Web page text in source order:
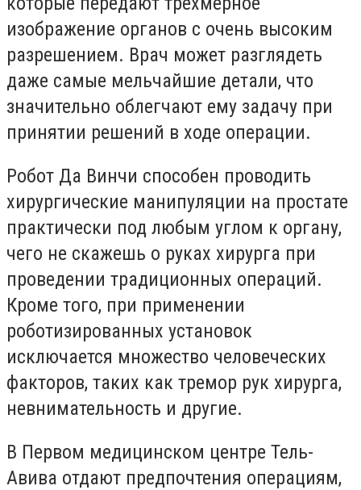
изображение органов с очень высоким
разрешением. Врач может разглядеть
даже самые мельчайшие детали, что
значительно облегчают ему задачу при
принятии решений в ходе операции.
Робот Да Винчи способен проводить
хирургические манипуляции на простате
практически под любым углом к органу,
чего не скажешь о руках хирурга при
проведении традиционных операций.
Кроме того, при применении
роботизированных установок
исключается множество человеческих
факторов, таких как тремор рук хирурга,
невнимательность и другие.
В Первом медицинском центре Тель-
Авива отдают предпочтения операциям,